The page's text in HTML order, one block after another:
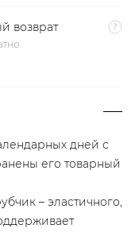
возврат
дней с
его товарный
– эластичного,